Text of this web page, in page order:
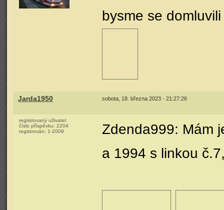
bysme se
Jarda1950 sobota, 18. března 2023 - 21:27:26
registrovaný uživatel
číslo příspěvku: 2204
registrován: 1-2009
Zdenda999: Mám
a 1994 s linkou